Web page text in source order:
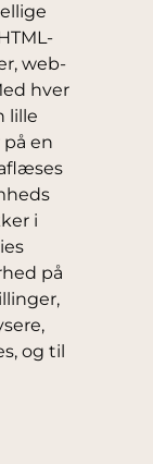
web-
hver
lille
en
i
på
og til